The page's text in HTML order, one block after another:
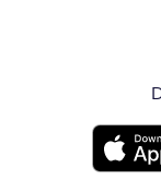
Opent